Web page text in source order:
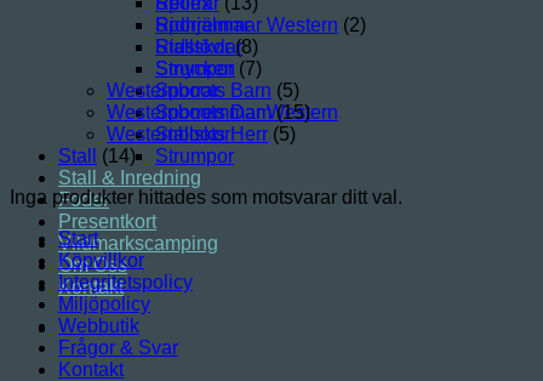
Ridhjälmar
Ridstövlar
Smycken
Sporrar
Sporremmar Western
Stallskor
Strumpor
Stall & Inredning
Foder
Presentkort
Vildmarkscamping
Om Oss
Kontakt
Sporremmar Western (2)
Stallskor (8)
Strumpor (7)
Westernboots Barn (5)
Westernboots Dam (15)
Westernboots Herr (5)
Stall
(14)
Inga produkter hittades som motsvarar ditt val.
Start
Köpvillkor
Integritetspolicy
Miljöpolicy
Webbutik
Frågor & Svar
Kontakt